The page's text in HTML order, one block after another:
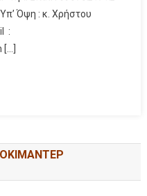
Όψη : κ. Χρήστου
: